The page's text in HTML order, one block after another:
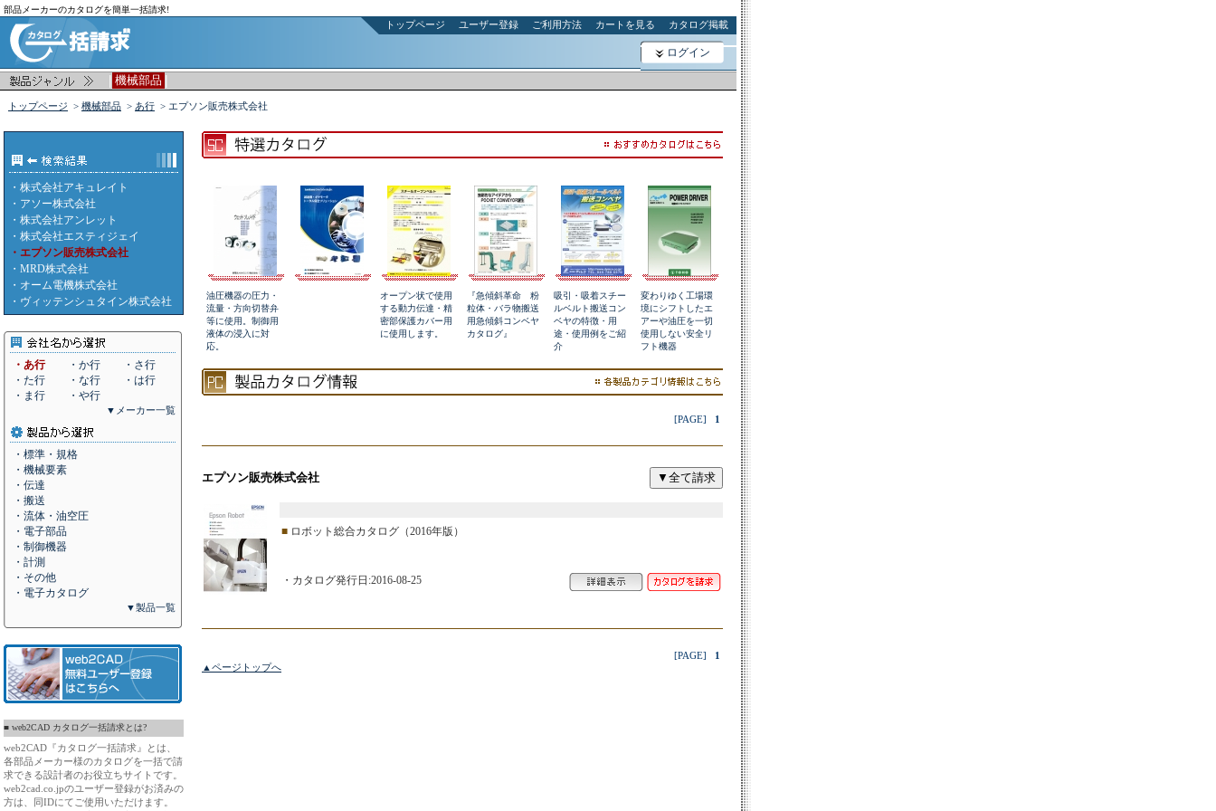
部品メーカーのカタログを簡単一括請求!
トップページ ユーザー登録 ご利用方法 カートを見る カタログ掲載
ログイン
| 機械部品 |
トップページ > 機械部品 > あ行 > エプソン販売株式会社
・ 株式会社アキュレイト
・ アソー株式会社
・ 株式会社アンレット
・ 株式会社エスティジェイ
・エプソン販売株式会社
・ MRD株式会社
・ オーム電機株式会社
・ ヴィッテンシュタイン株式会社
・あ行 ・か行
・さ行
・た行
・な行
・は行
・ま行
・や行
▼メーカー一覧
・標準・規格
・機械要素
・伝達
・搬送
・流体・油空圧
・電子部品
・制御機器
・計測
・その他
・電子カタログ
▼製品一覧
■ web2CAD カタログ一括請求とは?
web2CAD『カタログ一括請求』とは、
各部品メーカー様のカタログを一括で請
求できる設計者のお役立ちサイトです。
web2cad.co.jpのユーザー登録がお済みの
方は、同IDにてご使用いただけます。
油圧機器の圧力・
流量・方向切替弁
等に使用。制御用
液体の浸入に対
応。
オープン状で使用
する動力伝達・精
密部保護カバー用
に使用します。
『急傾斜革命 粉
粒体・バラ物搬送
用急傾斜コンベヤ
カタログ』
吸引・吸着スチー
ルベルト搬送コン
ベヤの特徴・用
途・使用例をご紹
介
変わりゆく工場環
境にシフトしたエ
アーや油圧を一切
使用しない安全リ
フト機器
[PAGE] 1
エプソン販売株式会社
■ ロボット総合カタログ（2016年版）
・カタログ発行日:2016-08-25
[PAGE] 1
▲ページトップへ